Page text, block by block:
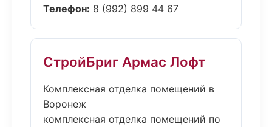
Телефон: 8 (992) 899 44 67
СтройБриг Армас Лофт
Комплексная отделка помещений в
Воронеж
комплексная отделка помещений по